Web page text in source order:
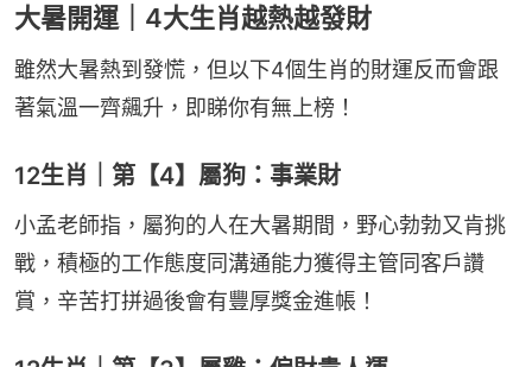
大暑開運｜4大生肖越熱越發財
雖然大暑熱到發慌，但以下4個生肖的財運反而會跟
著氣溫一齊飆升，即睇你有無上榜！
12生肖｜第【4】屬狗：事業財
小孟老師指，屬狗的人在大暑期間，野心勃勃又肯挑
戰，積極的工作態度同溝通能力獲得主管同客戶讚
賞，辛苦打拼過後會有豐厚獎金進帳！